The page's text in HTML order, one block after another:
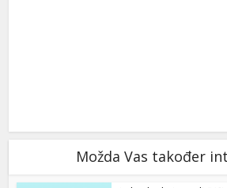
Možda Vas također